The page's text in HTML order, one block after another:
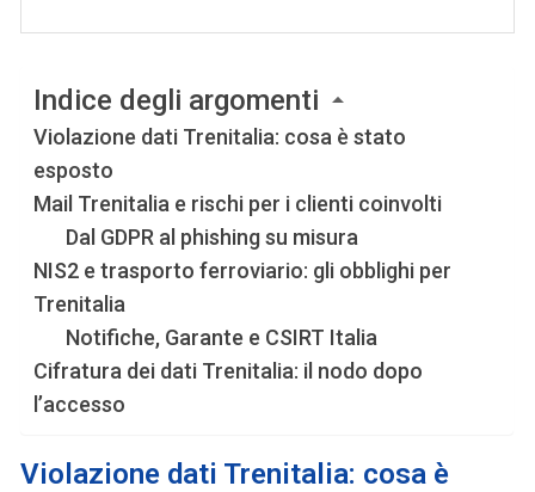
Indice degli argomenti
Violazione dati Trenitalia: cosa è stato
esposto
Mail Trenitalia e rischi per i clienti coinvolti
Dal GDPR al phishing su misura
NIS2 e trasporto ferroviario: gli obblighi per
Trenitalia
Notifiche, Garante e CSIRT Italia
Cifratura dei dati Trenitalia: il nodo dopo
l’accesso
Violazione dati Trenitalia: cosa è